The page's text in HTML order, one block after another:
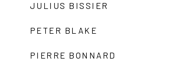
JULIUS BISSIER
PETER BLAKE
PIERRE BONNARD